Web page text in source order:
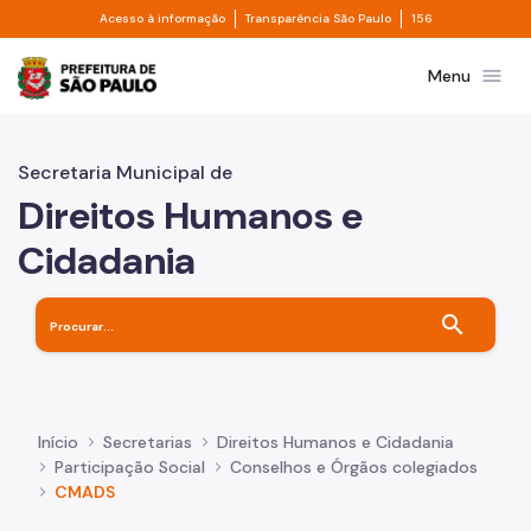
Pular para o Conteúdo principal
Acesso à informação Divisor de acesso à informação
Transparência São Paulo Divisor de
156
Prefeitura de São PauloMenu menu
Secretaria Municipal de
Direitos Humanos e
Cidadania
search
Início Secretarias
Direitos Humanos e Cidadania
Participação Social
Conselhos e Órgãos colegiados
CMADS